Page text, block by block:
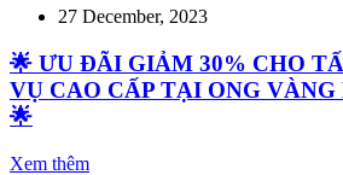
27 December, 2023
🌟 ƯU ĐÃI GIẢM 30% CHO
VỤ CAO CẤP TẠI ONG VÀNG
🌟
Xem thêm